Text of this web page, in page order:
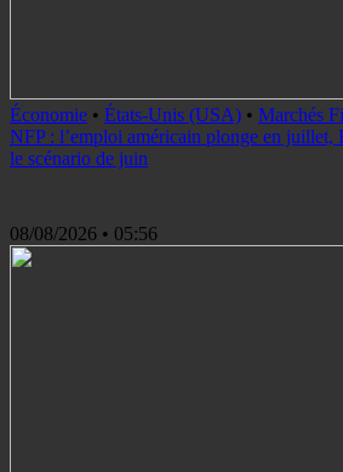
Économie • États-Unis (USA) • Marchés
NFP : l’emploi américain plonge en juillet,
le scénario de juin
08/08/2026 • 05:56